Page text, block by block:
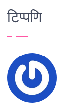
टिप्पणि